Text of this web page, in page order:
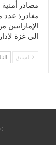
مصادر
مغادرة عدد
إلى غزة
السابق
© 2026 - الراصد العربي.